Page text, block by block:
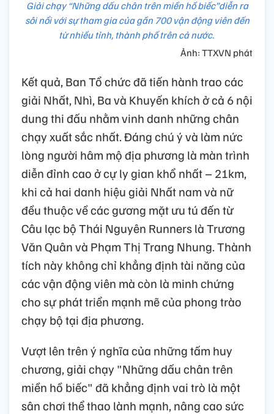
Giải chạy “Những dấu chân trên miền hồ biếc”diễn ra
sôi nổi với sự tham gia của gần 700 vận động viên đến
từ nhiều tỉnh, thành phố trên cả nước.
Ảnh: TTXVN phát
Kết quả, Ban Tổ chức đã tiến hành trao các
giải Nhất, Nhì, Ba và Khuyến khích ở cả 6 nội
dung thi đấu nhằm vinh danh những chân
chạy xuất sắc nhất. Đáng chú ý và làm nức
lòng người hâm mộ địa phương là màn trình
diễn đỉnh cao ở cự ly gian khổ nhất – 21km,
khi cả hai danh hiệu giải Nhất nam và nữ
đều thuộc về các gương mặt ưu tú đến từ
Câu lạc bộ Thái Nguyên Runners là Trương
Văn Quân và Phạm Thị Trang Nhung. Thành
tích này không chỉ khẳng định tài năng của
các vận động viên mà còn là minh chứng
cho sự phát triển mạnh mẽ của phong trào
chạy bộ tại địa phương.
Vượt lên trên ý nghĩa của những tấm huy
chương, giải chạy "Những dấu chân trên
miền hồ biếc" đã khẳng định vai trò là một
sân chơi thể thao lành mạnh, nâng cao sức